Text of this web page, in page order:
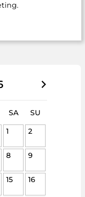
SA
SU
1
2
8 9
15 16